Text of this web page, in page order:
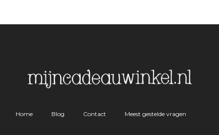
Home Blog Contact Meest gestelde vragen